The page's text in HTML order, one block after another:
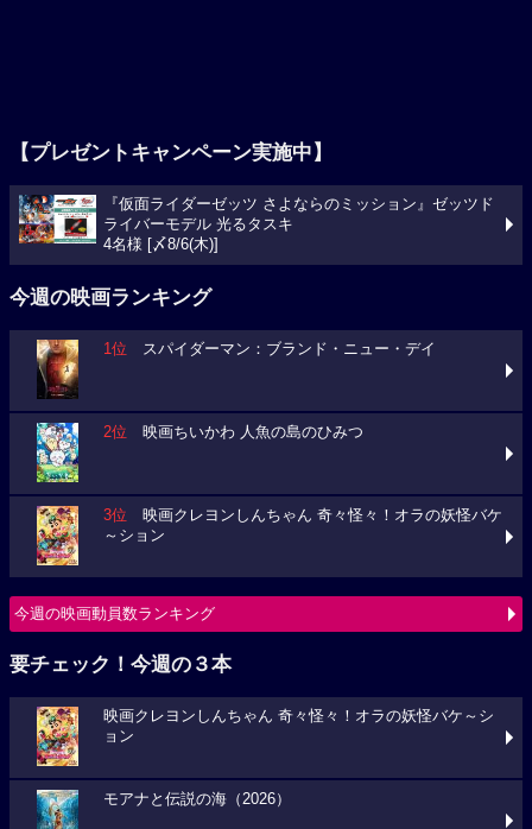
【プレゼントキャンペーン実施中】
『仮面ライダーゼッツ さよならのミッション』ゼッツド
ライバーモデル 光るタスキ
4名様 [〆8/6(木)]
今週の映画ランキング
1位 スパイダーマン：ブランド・ニュー・デイ
2位 映画ちいかわ 人魚の島のひみつ
3位 映画クレヨンしんちゃん 奇々怪々！オラの妖怪バケ
～ション
今週の映画動員数ランキング
要チェック！今週の３本
映画クレヨンしんちゃん 奇々怪々！オラの妖怪バケ～シ
ョン
モアナと伝説の海（2026）